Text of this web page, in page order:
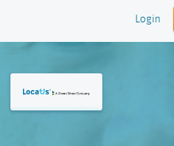
Login